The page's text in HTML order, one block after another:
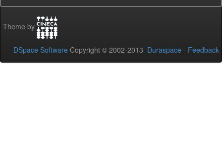
Theme by
DSpace Software Copyright © 2002-2013 Duraspace - Feedback